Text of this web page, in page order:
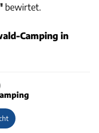
bewirtet.
Camping in